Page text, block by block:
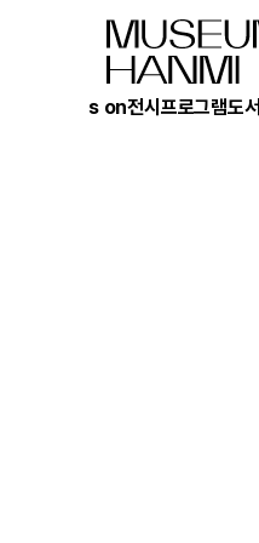
What's on전시 프로그램도서